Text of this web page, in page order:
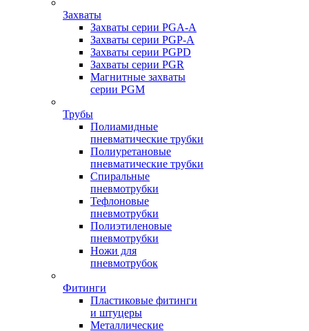
Захваты
Захваты серии PGA-A
Захваты серии PGP-A
Захваты серии PGPD
Захваты серии PGR
Магнитные захваты
серии PGM
Трубы
Полиамидные
пневматические трубки
Полиуретановые
пневматические трубки
Спиральные
пневмотрубки
Тефлоновые
пневмотрубки
Полиэтиленовые
пневмотрубки
Ножи для
пневмотрубок
Фитинги
Пластиковые фитинги
и штуцеры
Металлические